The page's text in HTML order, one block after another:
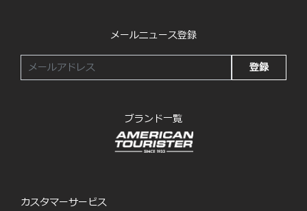
メールニュース登録
登録
ブランド一覧
カスタマーサービス